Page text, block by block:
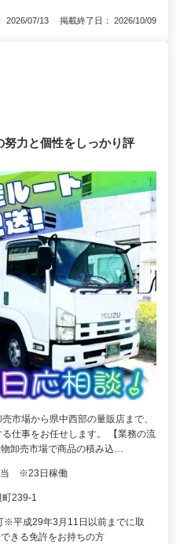
2026/07/13 掲載終了日： 2026/10/09
努力と個性をしっかり評
市場から県中西部の量販店まで、
仕事をお任せします。 【業務の流
卸売市場で商品の積み込…
当 ※23日稼働
町239-1
※平成29年3月11日以前までに取
きる免許をお持ちの方